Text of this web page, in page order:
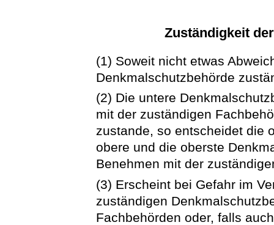
Zuständigkeit
(1) Soweit nicht etwas
Denkmalschutzbehörde
(2) Die untere
mit der zuständigen
zustande, so entscheidet die
obere und die oberste
Benehmen mit der
(3) Erscheint bei Gefahr im
zuständigen
Fachbehörden oder, falls